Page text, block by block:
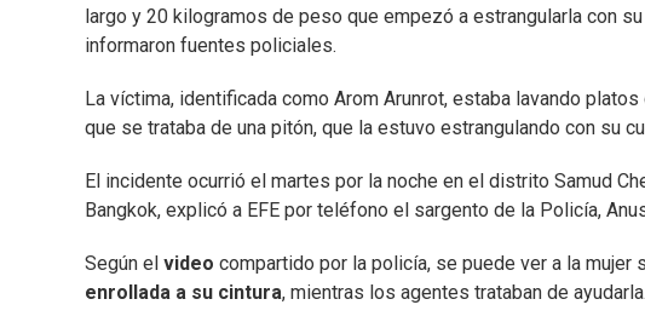
largo y 20 kilogramos de peso que empezó a estrangularla con
informaron fuentes policiales.
La víctima, identificada como Arom Arunrot, estaba lavando
que se trataba de una pitón, que la estuvo estrangulando con su
El incidente ocurrió el martes por la noche en el distrito Samud
Bangkok, explicó a EFE por teléfono el sargento de la Policía,
Según el video compartido por la policía, se puede ver a la mujer
enrollada a su cintura, mientras los agentes trataban de ayudarla.